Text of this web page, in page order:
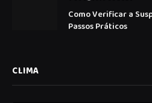
Como Verificar a
Passos Práticos
CLIMA